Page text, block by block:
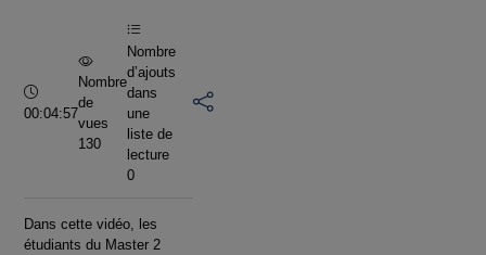
vidéo
Durée :
00:04:57
Nombre
de
vues
130
Nombre
d’ajouts
dans
une
liste de
lecture
0
Dans cette vidéo, les
étudiants du Master 2